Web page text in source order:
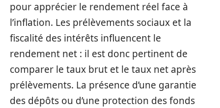
pour apprécier le rendement réel face à
l’inflation. Les prélèvements sociaux et la
fiscalité des intérêts influencent le
rendement net : il est donc pertinent de
comparer le taux brut et le taux net après
prélèvements. La présence d’une garantie
des dépôts ou d’une protection des fonds